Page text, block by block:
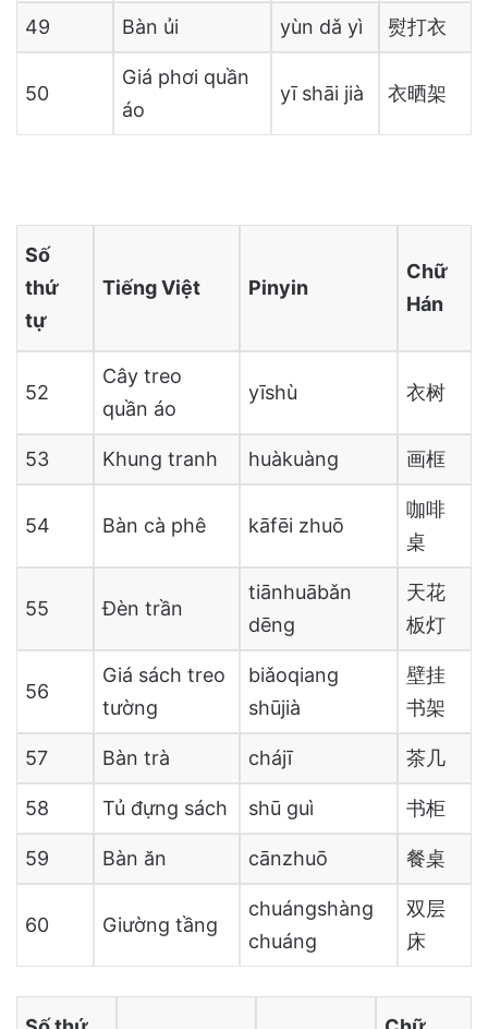
49 Bàn ủi yùn dǎ yì 熨打衣
50
Giá phơi quần
áo
yī shāi jià 衣晒架
Số
thứ
tự
Tiếng Việt Pinyin
Chữ
Hán
52
Cây treo
quần áo
yīshù 衣树
53 Khung tranh huàkuàng 画框
54 Bàn cà phê kāfēi zhuō
咖啡
桌
55 Đèn trần
tiānhuābǎn
dēng
天花
板灯
56
Giá sách treo
tường
biǎoqiang
shūjià
壁挂
书架
57 Bàn trà chájī 茶几
58 Tủ đựng sách shū guì 书柜
59 Bàn ăn cānzhuō 餐桌
60 Giường tầng
chuángshàng
chuáng
双层
床